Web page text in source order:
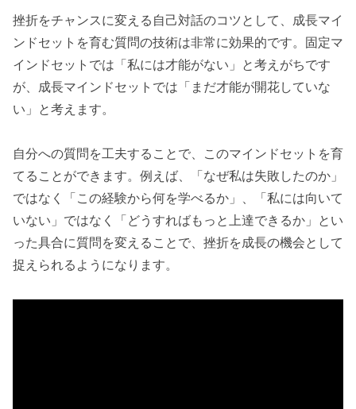
挫折をチャンスに変える自己対話のコツとして、成長マイ
ンドセットを育む質問の技術は非常に効果的です。固定マ
インドセットでは「私には才能がない」と考えがちです
が、成長マインドセットでは「まだ才能が開花していな
い」と考えます。
自分への質問を工夫することで、このマインドセットを育
てることができます。例えば、「なぜ私は失敗したのか」
ではなく「この経験から何を学べるか」、「私には向いて
いない」ではなく「どうすればもっと上達できるか」とい
った具合に質問を変えることで、挫折を成長の機会として
捉えられるようになります。